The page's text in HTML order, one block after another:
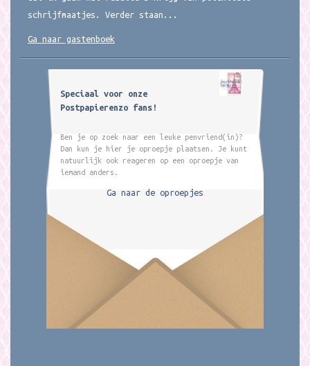
schrijfmaatjes. Verder staan...
Ga naar gastenboek
Speciaal voor onze
Postpapierenzo fans!
Ben je op zoek naar een leuke penvriend(in)?
Dan kun je hier je oproepje plaatsen. Je kunt
natuurlijk ook reageren op een oproepje van
iemand anders.
Ga naar de oproepjes